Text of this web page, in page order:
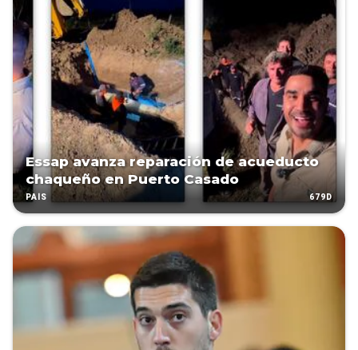
Essap avanza reparación de acueducto
chaqueño en Puerto Casado
PAÍS 679D